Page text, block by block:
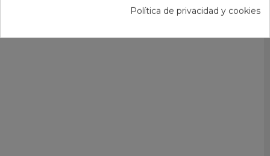
Política de privacidad y cookies